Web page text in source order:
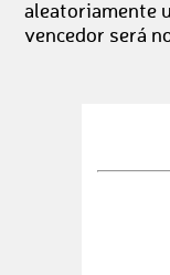
aleatoriamente
vencedor será